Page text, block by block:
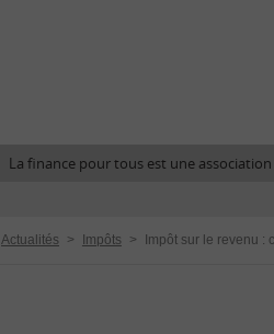
La finance pour tous est une
Actualités > Impôts >